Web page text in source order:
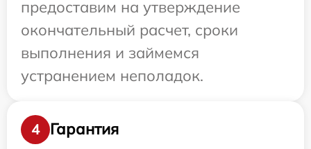
предоставим на утверждение
окончательный расчет, сроки
выполнения и займемся
устранением неполадок.
4
Гарантия